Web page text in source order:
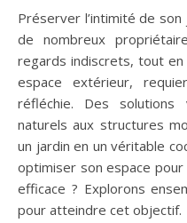
Préserver l’intimité de son jardin est un enjeu majeur pour
de nombreux
regards indiscrets, tout en
espace extérieur,
réfléchie. Des solutions
naturels aux structures
un jardin en un véritable
optimiser son espace
efficace ? Explorons
pour atteindre cet objectif.